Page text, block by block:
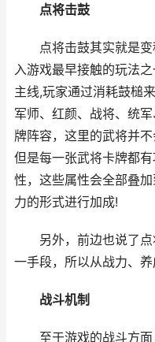
点将击鼓
点将击鼓其实就是变
入游戏最早接触的玩法
主线,玩家通过消耗鼓槌
军师、红颜、战将、统
牌阵容，这里的武将并
但是每一张武将卡牌都
性，这些属性会全部叠
力的形式进行加成!
另外，前边也说了点
一手段，所以从战力、
战斗机制
至于游戏的战斗方面